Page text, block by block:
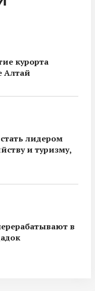
курорта
Алтай
лидером
и туризму,
в